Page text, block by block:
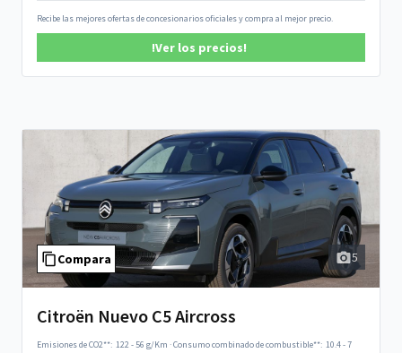
Recibe las mejores ofertas de concesionarios oficiales y compra al mejor precio.
!Ver los precios!
Compara 5
Citroën Nuevo C5 Aircross
Emisiones de CO2**: 122 - 56 g/Km ·Consumo combinado de combustible**: 10.4 - 7